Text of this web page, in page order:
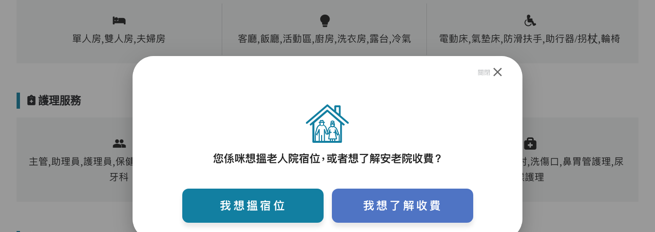
單人房,雙人房,夫婦房 客廳,飯廳,活動區,廚房,洗衣房,露台,冷氣 電動床,氣墊床,防滑扶手,助行器/拐杖,輪椅
護理服務
主管,助理員,護理員,保健員,到診醫生,外展
牙科
護理評估、執藥、核派藥、量度生命表徵、協
血糖測試,胰島素注射,洗傷口,鼻胃管護理,尿
喉護理
關閉
您係咪想搵老人院宿位，或者想了解安老院收費？
我想搵宿位 我想了解收費